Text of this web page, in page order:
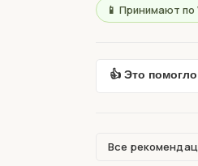
📱 Принимают
👍 Это
Все